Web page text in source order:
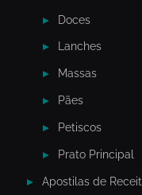
Doces
Lanches
Massas
Pães
Petiscos
Prato Principal
Apostilas de